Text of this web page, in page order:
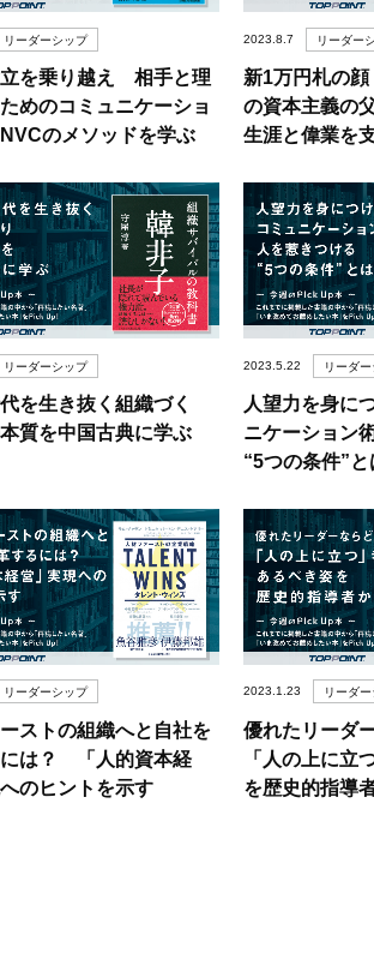
リーダーシップ
を乗り越え 相手と理
めのコミュニケーショ
のメソッドを学ぶ
2023.8.7 リーダー
新1万円札の
の資本主義の
生涯と偉業を
リーダーシップ
を生き抜く組織づく
質を中国古典に学ぶ
2023.5.22 リーダ
人望力を身に
ニケーション
“5つの条件”と
リーダーシップ
ストの組織へと自社を
は？ 「人的資本経
のヒントを示す
2023.1.23 リーダ
優れたリーダ
「人の上に立
を歴史的指導